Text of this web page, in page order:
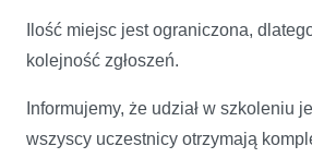
Ilość miejsc jest ograniczona,
kolejność zgłoszeń.
Informujemy, że udział w szkoleniu
wszyscy uczestnicy otrzymają